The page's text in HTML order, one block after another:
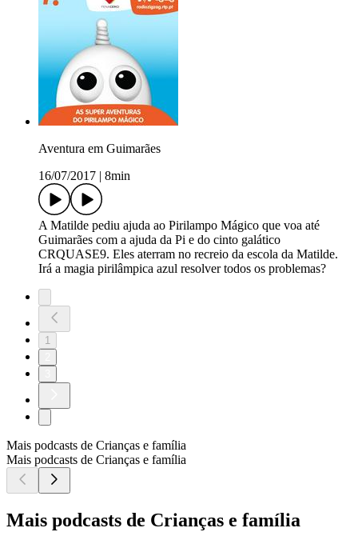
Aventura em Guimarães
16/07/2017
8min
A Matilde pediu ajuda ao Pirilampo Mágico que voa até
Guimarães com a ajuda da Pi e do cinto galático
CRQUASE9. Eles aterram no recreio da escola da Matilde.
Irá a magia pirilâmpica azul resolver todos os problemas?
1
Mais podcasts de Crianças e família
Mais podcasts de Crianças e família
Mais podcasts de Crianças e família